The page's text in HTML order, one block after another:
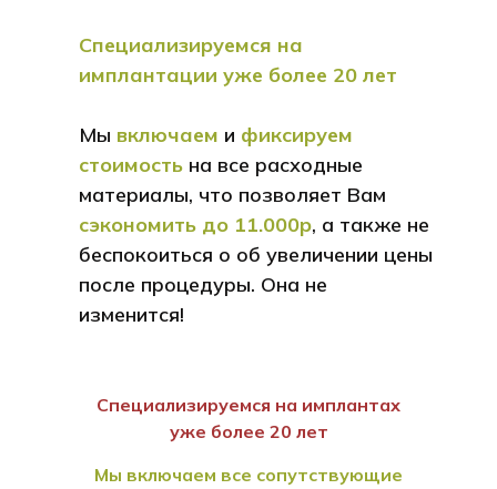
Мы включаем и фиксируем
стоимость на все расходные
материалы, что позволяет Вам
сэкономить до 11.000р, а также не
беспокоиться о об увеличении цены
после процедуры. Она не
изменится!
Специализируемся на
имплантации уже более 20 лет
Мы включаем все сопутствующие
Специализируемся на имплантах
уже более 20 лет